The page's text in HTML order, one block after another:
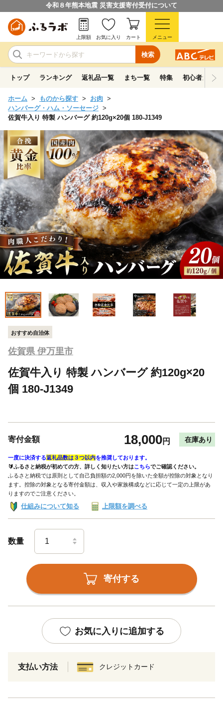
令和８年熊本地震 災害支援寄付受付について
検索
上限額 お気に入り カート メニュー
トップ ランキング 返礼品一覧 まち一覧 特集 初心者ガイド
ホーム ものから探す
お肉
ハンバーグ・ハム・ソーセージ
佐賀牛入り 特製 ハンバーグ 約120g×20個 180-J1349
おすすめ自治体
佐賀県 伊万里市
佐賀牛入り 特製 ハンバーグ 約120g×20
個 180-J1349
寄付金額 18,000円 在庫あり
一度に決済する返礼品数は３つ以内を推奨しております。
🔰ふるさと納税が初めての方、詳しく知りたい方はこちらでご確認ください。
ふるさと納税では原則として自己負担額の2,000円を除いた全額が控除の対象となり
ます。控除の対象となる寄付金額は、収入や家族構成などに応じて一定の上限があ
りますのでご注意ください。
仕組みについて知る 上限額を調べる
数量
寄付する
お気に入りに追加する
支払い方法 クレジットカード